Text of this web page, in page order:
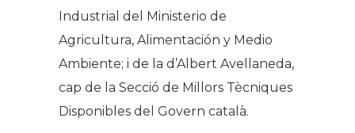
Industrial del Ministerio de
Agricultura, Alimentación y Medio
Ambiente; i de la d’Albert Avellaneda,
cap de la Secció de Millors Tècniques
Disponibles del Govern català.